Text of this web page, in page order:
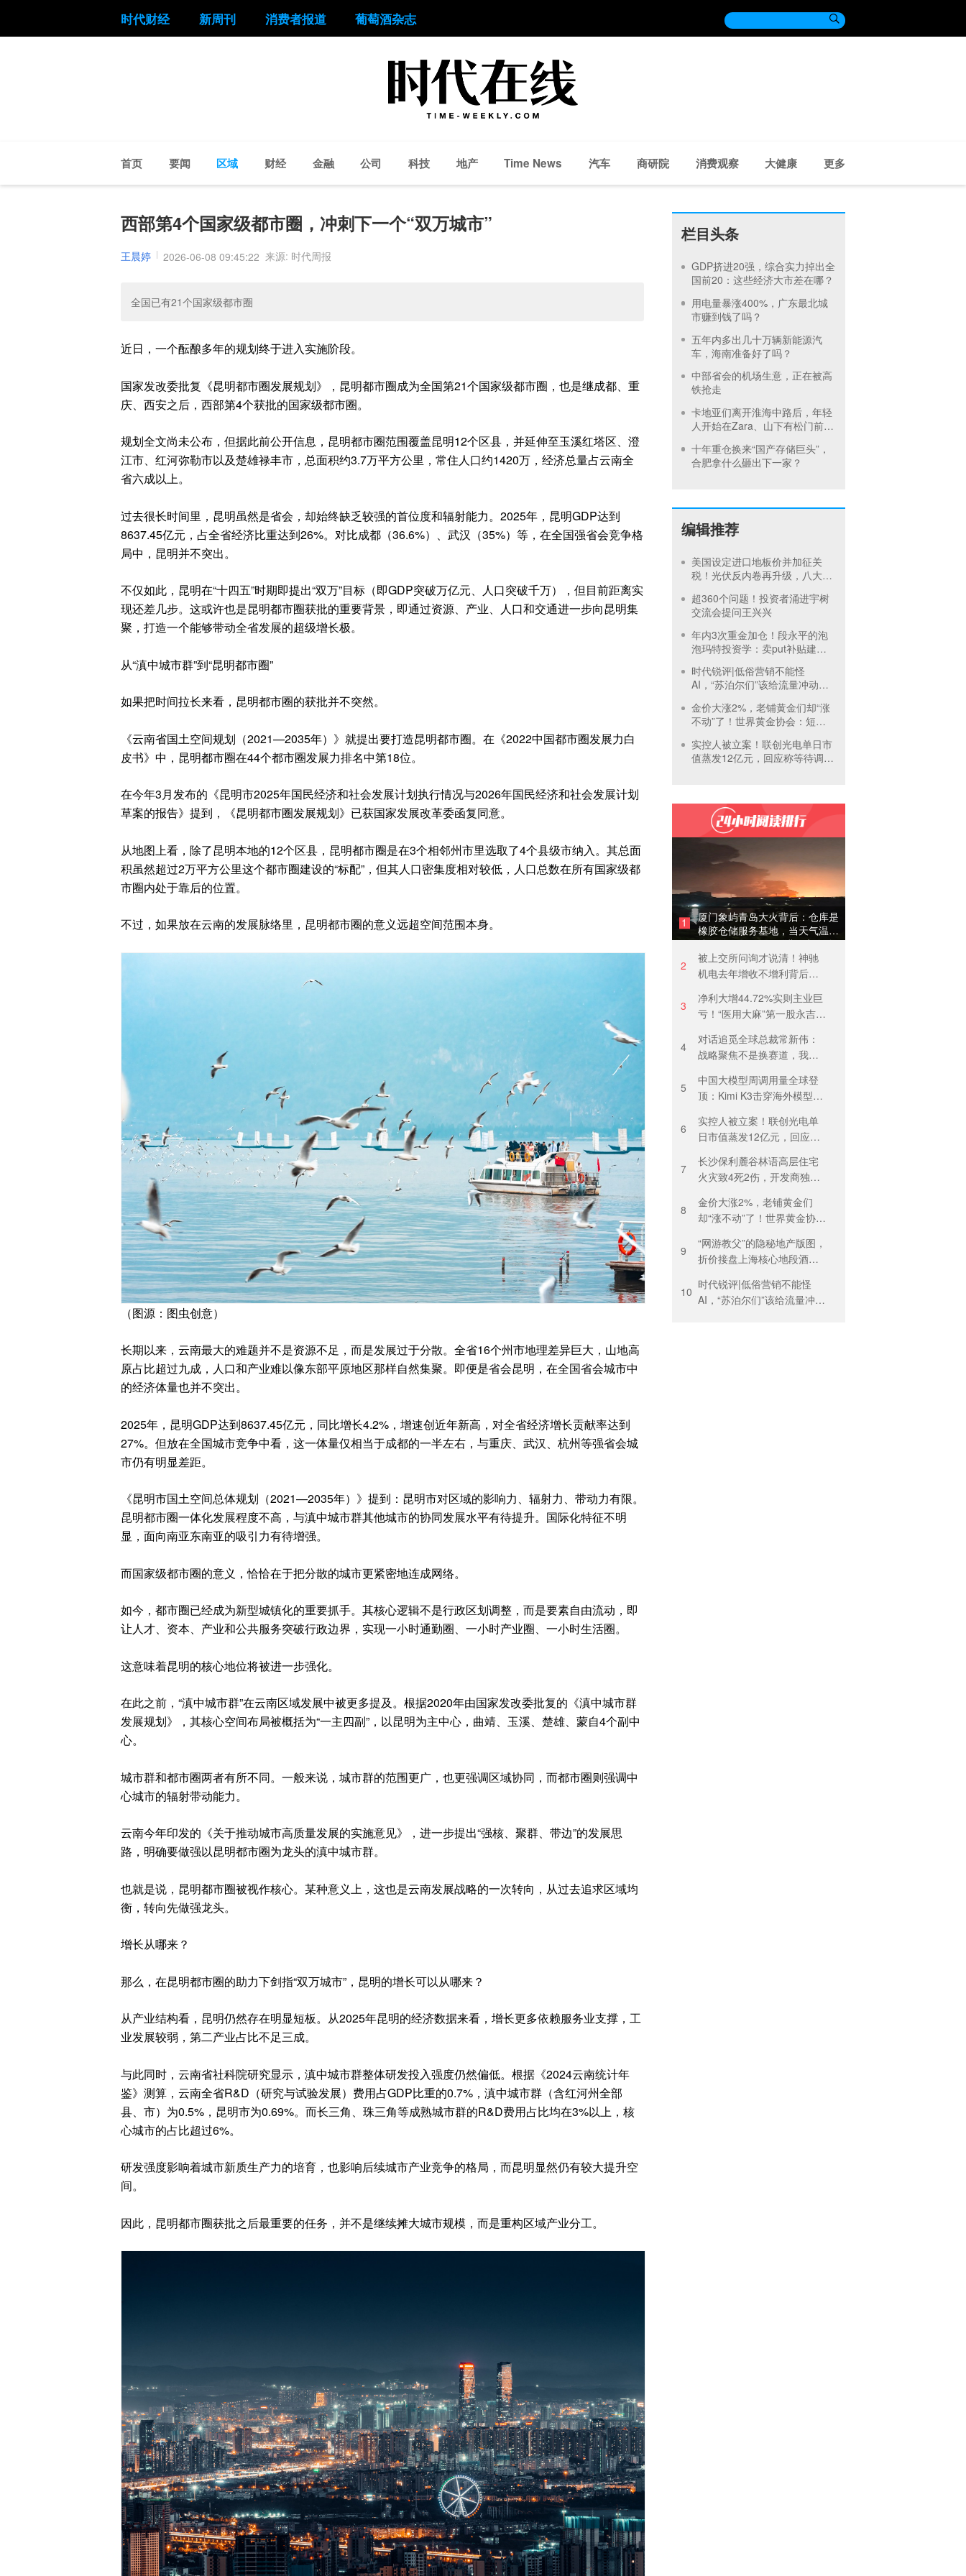
时代财经 新周刊 消费者报道 葡萄酒杂志 
首页 要闻 区域 财经 金融 公司 科技 地产 Time News 汽车 商研院 消费观察 大健康 更多
西部第4个国家级都市圈，冲刺下一个“双万城市”
王晨婷 2026-06-08 09:45:22 来源: 时代周报
全国已有21个国家级都市圈
近日，一个酝酿多年的规划终于进入实施阶段。
国家发改委批复《昆明都市圈发展规划》，昆明都市圈成为全国第21个国家级都市圈，也是继成都、重
庆、西安之后，西部第4个获批的国家级都市圈。
规划全文尚未公布，但据此前公开信息，昆明都市圈范围覆盖昆明12个区县，并延伸至玉溪红塔区、澄
江市、红河弥勒市以及楚雄禄丰市，总面积约3.7万平方公里，常住人口约1420万，经济总量占云南全
省六成以上。
过去很长时间里，昆明虽然是省会，却始终缺乏较强的首位度和辐射能力。2025年，昆明GDP达到
8637.45亿元，占全省经济比重达到26%。对比成都（36.6%）、武汉（35%）等，在全国强省会竞争格
局中，昆明并不突出。
不仅如此，昆明在“十四五”时期即提出“双万”目标（即GDP突破万亿元、人口突破千万），但目前距离实
现还差几步。这或许也是昆明都市圈获批的重要背景，即通过资源、产业、人口和交通进一步向昆明集
聚，打造一个能够带动全省发展的超级增长极。
从“滇中城市群”到“昆明都市圈”
如果把时间拉长来看，昆明都市圈的获批并不突然。
《云南省国土空间规划（2021—2035年）》就提出要打造昆明都市圈。在《2022中国都市圈发展力白
皮书》中，昆明都市圈在44个都市圈发展力排名中第18位。
在今年3月发布的《昆明市2025年国民经济和社会发展计划执行情况与2026年国民经济和社会发展计划
草案的报告》提到，《昆明都市圈发展规划》已获国家发展改革委函复同意。
从地图上看，除了昆明本地的12个区县，昆明都市圈是在3个相邻州市里选取了4个县级市纳入。其总面
积虽然超过2万平方公里这个都市圈建设的“标配”，但其人口密集度相对较低，人口总数在所有国家级都
市圈内处于靠后的位置。
不过，如果放在云南的发展脉络里，昆明都市圈的意义远超空间范围本身。
（图源：图虫创意）
长期以来，云南最大的难题并不是资源不足，而是发展过于分散。全省16个州市地理差异巨大，山地高
原占比超过九成，人口和产业难以像东部平原地区那样自然集聚。即便是省会昆明，在全国省会城市中
的经济体量也并不突出。
2025年，昆明GDP达到8637.45亿元，同比增长4.2%，增速创近年新高，对全省经济增长贡献率达到
27%。但放在全国城市竞争中看，这一体量仅相当于成都的一半左右，与重庆、武汉、杭州等强省会城
市仍有明显差距。
《昆明市国土空间总体规划（2021—2035年）》提到：昆明市对区域的影响力、辐射力、带动力有限。
昆明都市圈一体化发展程度不高，与滇中城市群其他城市的协同发展水平有待提升。国际化特征不明
显，面向南亚东南亚的吸引力有待增强。
而国家级都市圈的意义，恰恰在于把分散的城市更紧密地连成网络。
如今，都市圈已经成为新型城镇化的重要抓手。其核心逻辑不是行政区划调整，而是要素自由流动，即
让人才、资本、产业和公共服务突破行政边界，实现一小时通勤圈、一小时产业圈、一小时生活圈。
这意味着昆明的核心地位将被进一步强化。
在此之前，“滇中城市群”在云南区域发展中被更多提及。根据2020年由国家发改委批复的《滇中城市群
发展规划》，其核心空间布局被概括为“‌一主四副‌”，以昆明为主中心，曲靖、玉溪、楚雄、蒙自4个副中
心。
城市群和都市圈两者有所不同。一般来说，城市群的范围更广，也更强调区域协同，而都市圈则强调中
心城市的辐射带动能力。
云南今年印发的《关于推动城市高质量发展的实施意见》，进一步提出“强核、聚群、带边”的发展思
路，明确要做强以昆明都市圈为龙头的滇中城市群。
也就是说，昆明都市圈被视作核心。某种意义上，这也是云南发展战略的一次转向，从过去追求区域均
衡，转向先做强龙头。
增长从哪来？
那么，在昆明都市圈的助力下剑指“双万城市”，昆明的增长可以从哪来？
从产业结构看，昆明仍然存在明显短板。从2025年昆明的经济数据来看，增长更多依赖服务业支撑，工
业发展较弱，第二产业占比不足三成。
与此同时，云南省社科院研究显示，滇中城市群整体研发投入强度仍然偏低。根据《2024云南统计年
鉴》测算，云南全省R&D（研究与试验发展）费用占GDP比重的0.7%，滇中城市群（含红河州全部
县、市）为0.5%，昆明市为0.69%。而长三角、珠三角等成熟城市群的R&D费用占比均在3%以上，核
心城市的占比超过6%。
研发强度影响着城市新质生产力的培育，也影响后续城市产业竞争的格局，而昆明显然仍有较大提升空
间。
因此，昆明都市圈获批之后最重要的任务，并不是继续摊大城市规模，而是重构区域产业分工。
栏目头条
GDP挤进20强，综合实力掉出全
国前20：这些经济大市差在哪？
用电量暴涨400%，广东最北城
市赚到钱了吗？
五年内多出几十万辆新能源汽
车，海南准备好了吗？
中部省会的机场生意，正在被高
铁抢走
卡地亚们离开淮海中路后，年轻
人开始在Zara、山下有松门前排
十年重仓换来“国产存储巨头”，
合肥拿什么砸出下一家？
编辑推荐
美国设定进口地板价并加征关
税！光伏反内卷再升级，八大硅
超360个问题！投资者涌进宇树
交流会提问王兴兴
年内3次重金加仓！段永平的泡
泡玛特投资学：卖put补贴建
持有
时代锐评|低俗营销不能怪
AI，“苏泊尔们”该给流量冲动踩
金价大涨2%，老铺黄金们却“涨
不动”了！世界黄金协会：短期
实控人被立案！联创光电单日市
值蒸发12亿元，回应称等待调查
1
厦门象屿青岛大火背后：仓库是
橡胶仓储服务基地，当天气温未
达预警，集团5月刚进行安全管
理培训
2
被上交所问询才说清！神驰
机电去年增收不增利背后：
减
3
净利大增44.72%实则主业巨
亏！“医用大麻”第一股永吉股
收益“保盈”
4
对话追觅全球总裁常新伟：
战略聚焦不是换赛道，我们
5
中国大模型周调用量全球登
顶：Kimi K3击穿海外模型高
价格战
6
实控人被立案！联创光电单
日市值蒸发12亿元，回应称
7
长沙保利麓谷林语高层住宅
火灾致4死2伤，开发商独家
8
金价大涨2%，老铺黄金们
却“涨不动”了！世界黄金协
回暖
9
“网游教父”的隐秘地产版图，
折价接盘上海核心地段酒
10
时代锐评|低俗营销不能怪
AI，“苏泊尔们”该给流量冲动